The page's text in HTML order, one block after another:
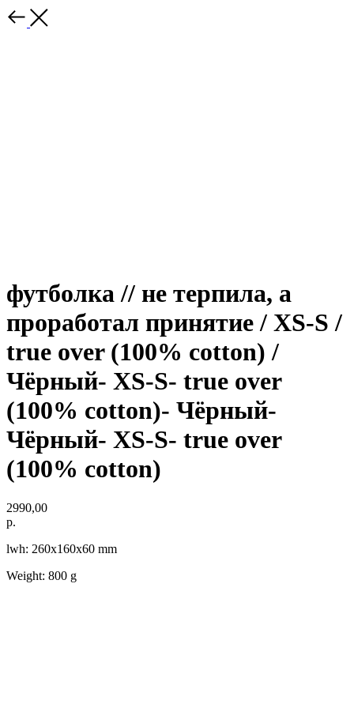
футболка // не терпила, а
проработал принятие / XS-S /
true over (100% cotton) /
Чёрный- XS-S- true over
(100% cotton)- Чёрный-
Чёрный- XS-S- true over
(100% cotton)
2990,00
р.
lwh: 260x160x60 mm
Weight: 800 g